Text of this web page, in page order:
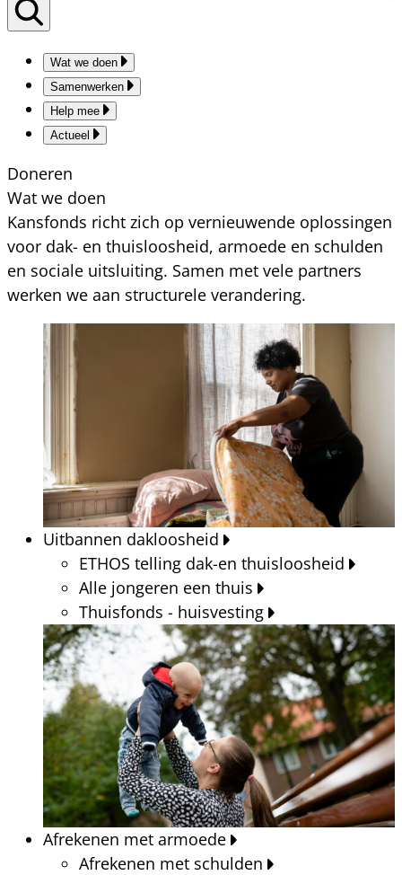
Wat we doen
Samenwerken
Help mee
Actueel
Doneren
Wat we doen
Kansfonds richt zich op vernieuwende oplossingen
voor dak- en thuisloosheid, armoede en schulden
en sociale uitsluiting. Samen met vele partners
werken we aan structurele verandering.
Uitbannen dakloosheid
ETHOS telling dak-en thuisloosheid
Alle jongeren een thuis
Thuisfonds - huisvesting
Afrekenen met armoede
Afrekenen met schulden